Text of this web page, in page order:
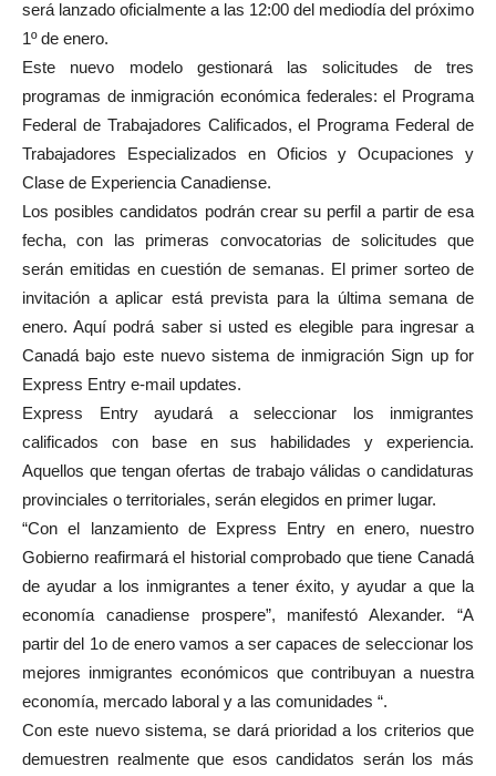
será lanzado oficialmente a las 12:00 del mediodía del próximo
1º de enero.
Este nuevo modelo gestionará las solicitudes de tres
programas de inmigración económica federales: el Programa
Federal de Trabajadores Calificados, el Programa Federal de
Trabajadores Especializados en Oficios y Ocupaciones y
Clase de Experiencia Canadiense.
Los posibles candidatos podrán crear su perfil a partir de esa
fecha, con las primeras convocatorias de solicitudes que
serán emitidas en cuestión de semanas. El primer sorteo de
invitación a aplicar está prevista para la última semana de
enero. Aquí podrá saber si usted es elegible para ingresar a
Canadá bajo este nuevo sistema de inmigración Sign up for
Express Entry e-mail updates.
Express Entry ayudará a seleccionar los inmigrantes
calificados con base en sus habilidades y experiencia.
Aquellos que tengan ofertas de trabajo válidas o candidaturas
provinciales o territoriales, serán elegidos en primer lugar.
“Con el lanzamiento de Express Entry en enero, nuestro
Gobierno reafirmará el historial comprobado que tiene Canadá
de ayudar a los inmigrantes a tener éxito, y ayudar a que la
economía canadiense prospere”, manifestó Alexander. “A
partir del 1o de enero vamos a ser capaces de seleccionar los
mejores inmigrantes económicos que contribuyan a nuestra
economía, mercado laboral y a las comunidades “.
Con este nuevo sistema, se dará prioridad a los criterios que
demuestren realmente que esos candidatos serán los más